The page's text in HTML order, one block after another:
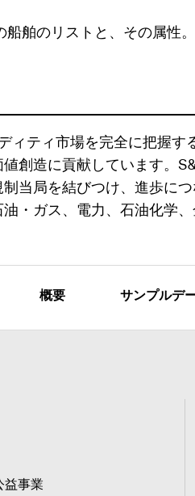
舶のリストと、その属性。
ィティ市場を完全に把握す
創造に貢献しています。
当局を結びつけ、進歩に
・ガス、電力、石油化学
概要 サンプルデ
益事業